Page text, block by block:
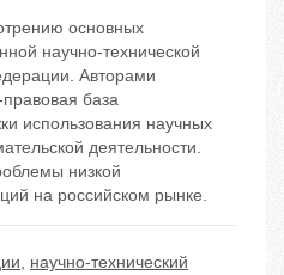
основных
научно-технической
Авторами
база
использования научных
деятельности.
низкой
на российском рынке.
, научно-технический